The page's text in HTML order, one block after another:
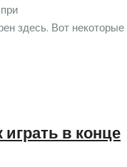
здесь. Вот некоторые
в конце